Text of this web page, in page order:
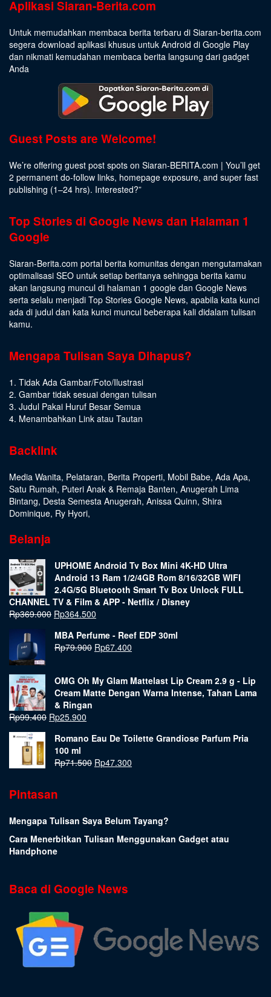
Aplikasi Siaran-Berita.com
Untuk memudahkan membaca berita terbaru di Siaran-berita.com
segera download aplikasi khusus untuk Android di Google Play
dan nikmati kemudahan membaca berita langsung dari gadget
Anda
Guest Posts are Welcome!
We’re offering guest post spots on Siaran-BERITA.com | You’ll get
2 permanent do-follow links, homepage exposure, and super fast
publishing (1–24 hrs). Interested?”
Top Stories di Google News dan Halaman 1
Google
Siaran-Berita.com portal berita komunitas dengan mengutamakan
optimalisasi SEO untuk setiap beritanya sehingga berita kamu
akan langsung muncul di halaman 1 google dan Google News
serta selalu menjadi Top Stories Google News, apabila kata kunci
ada di judul dan kata kunci muncul beberapa kali didalam tulisan
kamu.
Mengapa Tulisan Saya Dihapus?
1. Tidak Ada Gambar/Foto/Ilustrasi
2. Gambar tidak sesuai dengan tulisan
3. Judul Pakai Huruf Besar Semua
4. Menambahkan Link atau Tautan
Backlink
Media Wanita, Pelataran, Berita Properti, Mobil Babe, Ada Apa,
Satu Rumah, Puteri Anak & Remaja Banten, Anugerah Lima
Bintang, Desta Semesta Anugerah, Anissa Quinn, Shira
Dominique, Ry Hyori,
Belanja
UPHOME Android Tv Box Mini 4K-HD Ultra
Android 13 Ram 1/2/4GB Rom 8/16/32GB WIFI
2.4G/5G Bluetooth Smart Tv Box Unlock FULL
CHANNEL TV & Film & APP - Netflix / Disney
Rp369.000 Rp364.500
MBA Perfume - Reef EDP 30ml
Rp79.900 Rp67.400
OMG Oh My Glam Mattelast Lip Cream 2.9 g - Lip
Cream Matte Dengan Warna Intense, Tahan Lama
& Ringan
Rp99.400 Rp25.900
Romano Eau De Toilette Grandiose Parfum Pria
100 ml
Rp71.500 Rp47.300
Pintasan
Mengapa Tulisan Saya Belum Tayang?
Cara Menerbitkan Tulisan Menggunakan Gadget atau
Handphone
Baca di Google News